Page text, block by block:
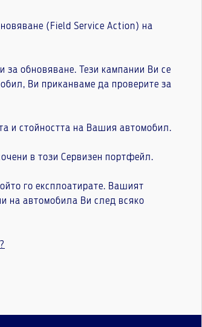
(Field Service Action) на
обновяване. Тези кампании Ви се
Ви приканваме да проверите за
и стойността на Вашия автомобил.
в този Сервизен портфейл.
го експлоатирате. Вашият
на автомобила Ви след всяко